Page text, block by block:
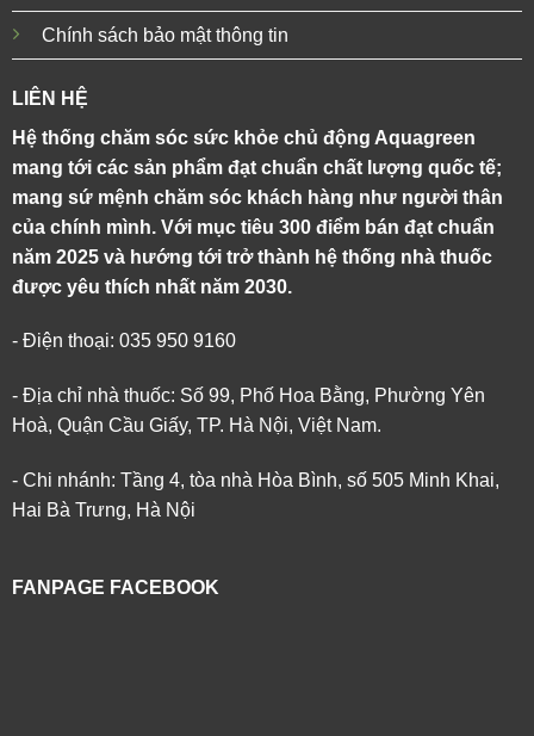
Chính sách bảo mật thông tin
LIÊN HỆ
Hệ thống chăm sóc sức khỏe chủ động Aquagreen
mang tới các sản phẩm đạt chuẩn chất lượng quốc tế;
mang sứ mệnh chăm sóc khách hàng như người thân
của chính mình. Với mục tiêu 300 điểm bán đạt chuẩn
năm 2025 và hướng tới trở thành hệ thống nhà thuốc
được yêu thích nhất năm 2030.
- Điện thoại: 035 950 9160
- Địa chỉ nhà thuốc: Số 99, Phố Hoa Bằng, Phường Yên
Hoà, Quận Cầu Giấy, TP. Hà Nội, Việt Nam.
- Chi nhánh: Tầng 4, tòa nhà Hòa Bình, số 505 Minh Khai,
Hai Bà Trưng, Hà Nội
FANPAGE FACEBOOK